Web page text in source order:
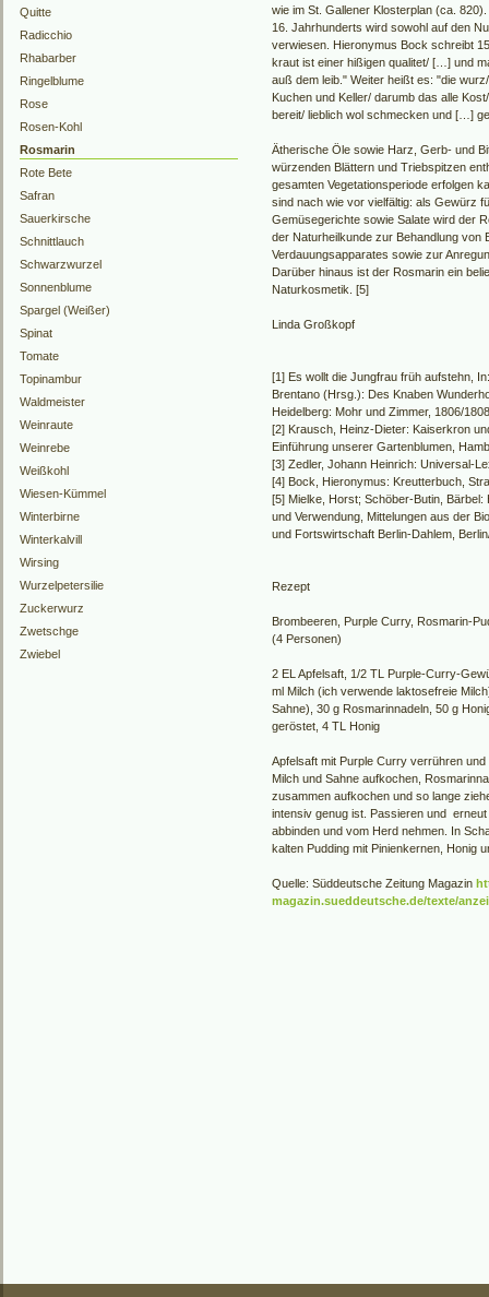
Quitte
Radicchio
Rhabarber
Ringelblume
Rose
Rosen-Kohl
Rosmarin
Rote Bete
Safran
Sauerkirsche
Schnittlauch
Schwarzwurzel
Sonnenblume
Spargel (Weißer)
Spinat
Tomate
Topinambur
Waldmeister
Weinraute
Weinrebe
Weißkohl
Wiesen-Kümmel
Winterbirne
Winterkalvill
Wirsing
Wurzelpetersilie
Zuckerwurz
Zwetschge
Zwiebel
wie im St. Gallener Klosterplan (ca.
16. Jahrhunderts wird sowohl auf den
verwiesen. Hieronymus Bock schreibt
kraut ist einer hißigen qualitet/ […] und
auß dem leib." Weiter heißt es: "die
Kuchen und Keller/ darumb das alle
bereit/ lieblich wol schmecken und […]
Ätherische Öle sowie Harz, Gerb- und
würzenden Blättern und Triebspitzen
gesamten Vegetationsperiode erfolgen
sind nach wie vor vielfältig: als Gewürz
Gemüsegerichte sowie Salate wird der
der Naturheilkunde zur Behandlung von
Verdauungsapparates sowie zur
Darüber hinaus ist der Rosmarin ein
Naturkosmetik. [5]
Linda Großkopf
[1] Es wollt die Jungfrau früh aufstehn,
Brentano (Hrsg.): Des Knaben
Heidelberg: Mohr und Zimmer, 1806/
[2] Krausch, Heinz-Dieter: Kaiserkron
Einführung unserer Gartenblumen,
[3] Zedler, Johann Heinrich: Universal-
[4] Bock, Hieronymus: Kreutterbuch,
[5] Mielke, Horst; Schöber-Butin,
und Verwendung, Mittelungen aus der
und Fortswirtschaft Berlin-Dahlem,
Rezept
Brombeeren, Purple Curry, Rosmarin-
(4 Personen)
2 EL Apfelsaft, 1/2 TL Purple-Curry-
ml Milch (ich verwende laktosefreie
Sahne), 30 g Rosmarinnadeln, 50 g
geröstet, 4 TL Honig
Apfelsaft mit Purple Curry verrühren
Milch und Sahne aufkochen,
zusammen aufkochen und so lange
intensiv genug ist. Passieren und
abbinden und vom Herd nehmen. In
kalten Pudding mit Pinienkernen, Honig
Quelle: Süddeutsche Zeitung Magazin
magazin.sueddeutsche.de/texte/